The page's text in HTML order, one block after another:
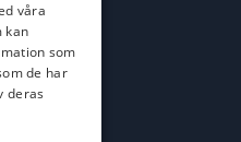
våra
kan
som
de har
deras